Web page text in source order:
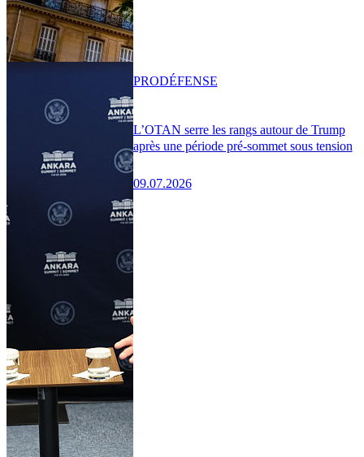
L’OTAN serre les rangs autour de Trump
après une période pré-sommet sous tension
09.07.2026
PRODÉFENSE